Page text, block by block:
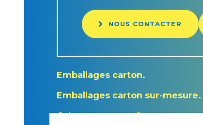
NOUS CONTACTER
Emballages carton
Emballages carton sur-mesure
Calage et protection